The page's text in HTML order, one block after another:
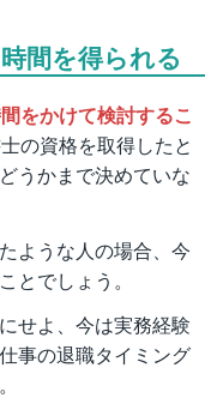
間を得られる
をかけて検討するこ
の資格を取得したと
うかまで決めていな
ような人の場合、今
とでしょう。
せよ、今は実務経験
事の退職タイミング